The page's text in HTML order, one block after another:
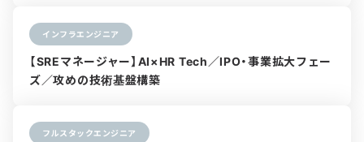
インフラエンジニア
【SREマネージャー】AI×HR Tech／IPO・事業拡大フェー
ズ／攻めの技術基盤構築
フルスタックエンジニア